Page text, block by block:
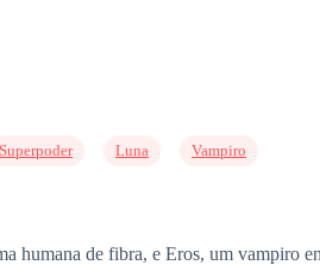
Superpoder Luna Vampiro
humana de fibra, e Eros, um vampiro